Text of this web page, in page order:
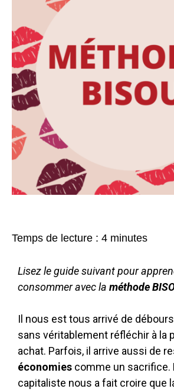
Temps de lecture : 4 minutes
Lisez le guide suivant pour
consommer avec la méthode
Il nous est tous arrivé de
sans véritablement réfléchir à la
achat. Parfois, il arrive aussi de
économies comme un sacrifice.
capitaliste nous a fait croire que